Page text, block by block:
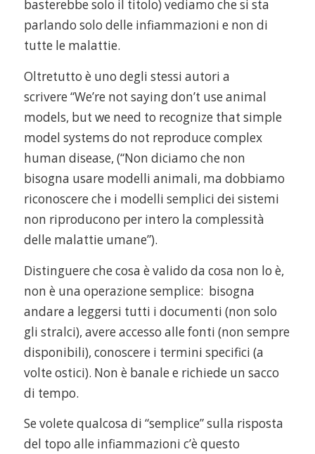
basterebbe solo il titolo) vediamo che si sta
parlando solo delle infiammazioni e non di
tutte le malattie.
Oltretutto è uno degli stessi autori a
scrivere “We’re not saying don’t use animal
models, but we need to recognize that simple
model systems do not reproduce complex
human disease, (“Non diciamo che non
bisogna usare modelli animali, ma dobbiamo
riconoscere che i modelli semplici dei sistemi
non riproducono per intero la complessità
delle malattie umane”).
Distinguere che cosa è valido da cosa non lo è,
non è una operazione semplice: bisogna
andare a leggersi tutti i documenti (non solo
gli stralci), avere accesso alle fonti (non sempre
disponibili), conoscere i termini specifici (a
volte ostici). Non è banale e richiede un sacco
di tempo.
Se volete qualcosa di “semplice” sulla risposta
del topo alle infiammazioni c’è questo